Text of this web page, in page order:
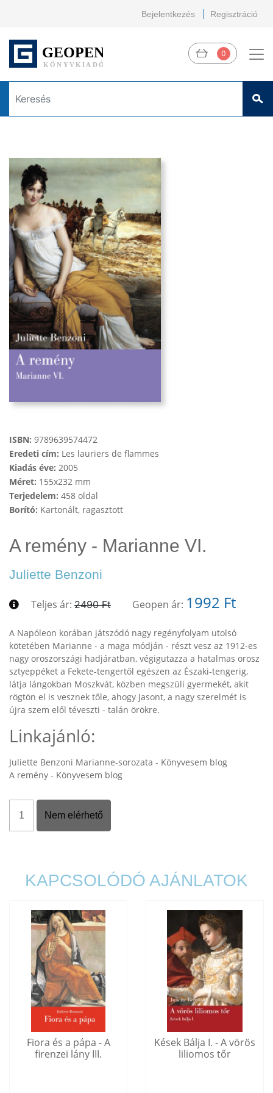
Bejelentkezés Regisztráció
0
ISBN: 9789639574472
Eredeti cím: Les lauriers de flammes
Kiadás éve: 2005
Méret: 155x232 mm
Terjedelem: 458 oldal
Borító: Kartonált, ragasztott
A remény - Marianne VI.
Juliette Benzoni
Teljes ár: 2490 Ft Geopen ár: 1992 Ft
A Napóleon korában játszódó nagy regényfolyam utolsó
kötetében Marianne - a maga módján - részt vesz az 1912-es
nagy oroszországi hadjáratban, végigutazza a hatalmas orosz
sztyeppéket a Fekete-tengertől egészen az Északi-tengerig,
látja lángokban Moszkvát, közben megszüli gyermekét, akit
rögtön el is vesznek tőle, ahogy Jasont, a nagy szerelmét is
újra szem elől téveszti - talán örökre.
Linkajánló:
Juliette Benzoni Marianne-sorozata - Könyvesem blog
A remény - Könyvesem blog
Nem elérhető
KAPCSOLÓDÓ AJÁNLATOK
Fiora és a pápa - A
firenzei lány III.
Kések Bálja I. - A vörös
liliomos tőr